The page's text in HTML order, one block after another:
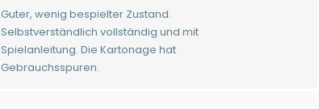
Guter, wenig bespielter Zustand.
Selbstverständlich vollständig und mit
Spielanleitung. Die Kartonage hat
Gebrauchsspuren.